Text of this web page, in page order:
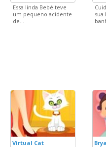
Essa linda Bebé teve
um pequeno acidente
de...
sua
Virtual Cat